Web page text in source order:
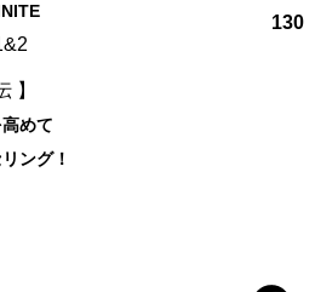
】
めて
ング！
130